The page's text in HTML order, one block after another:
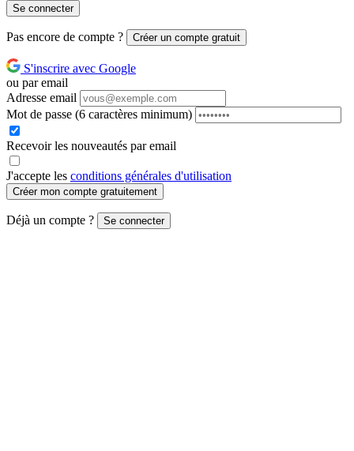
Se connecter
Pas encore de compte ? Créer un compte gratuit
S'inscrire avec Google
ou par email
Adresse email
Mot de passe (6 caractères minimum)
Recevoir les nouveautés par email
J'accepte les conditions générales d'utilisation
Créer mon compte gratuitement
Déjà un compte ? Se connecter